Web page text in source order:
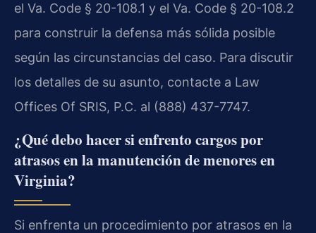
el Va. Code § 20-108.1 y el Va. Code § 20-108.2
para construir la defensa más sólida posible
según las circunstancias del caso. Para discutir
los detalles de su asunto, contacte a Law
Offices Of SRIS, P.C. al (888) 437-7747.
¿Qué debo hacer si enfrento cargos por
atrasos en la manutención de menores en
Virginia?
Si enfrenta un procedimiento por atrasos en la